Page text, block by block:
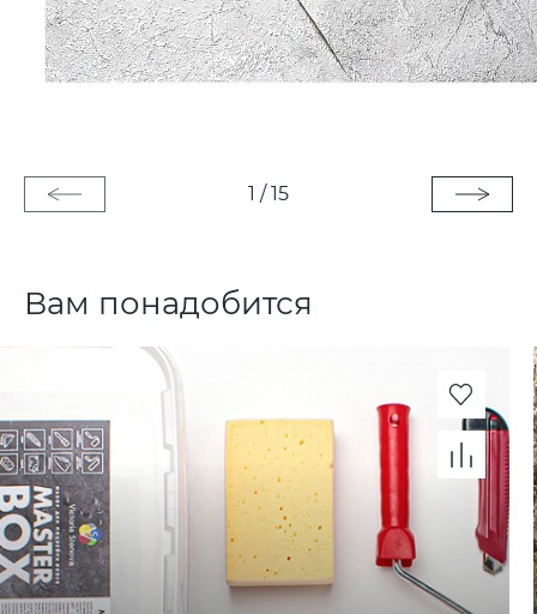
1 /15
Вам понадобится